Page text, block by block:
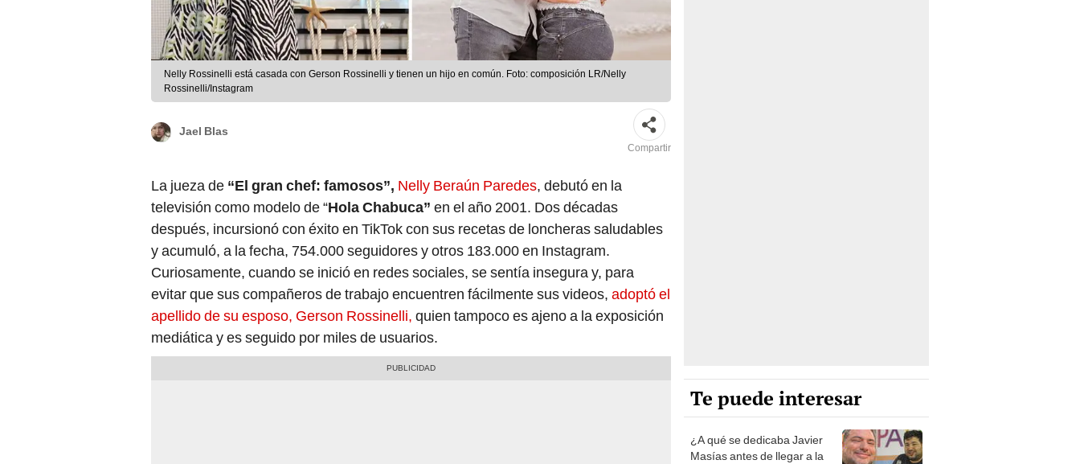
Nelly Rossinelli está casada con Gerson Rossinelli y tienen un hijo en común. Foto: composición LR/Nelly
Rossinelli/Instagram
Jael Blas
Compartir
La jueza de “El gran chef: famosos”, Nelly Beraún Paredes, debutó en la
televisión como modelo de “Hola Chabuca” en el año 2001. Dos décadas
después, incursionó con éxito en TikTok con sus recetas de loncheras saludables
y acumuló, a la fecha, 754.000 seguidores y otros 183.000 en Instagram.
Curiosamente, cuando se inició en redes sociales, se sentía insegura y, para
evitar que sus compañeros de trabajo encuentren fácilmente sus videos, adoptó el
apellido de su esposo, Gerson Rossinelli, quien tampoco es ajeno a la exposición
mediática y es seguido por miles de usuarios.
Te puede interesar
¿A qué se dedicaba Javier
Masías antes de llegar a la